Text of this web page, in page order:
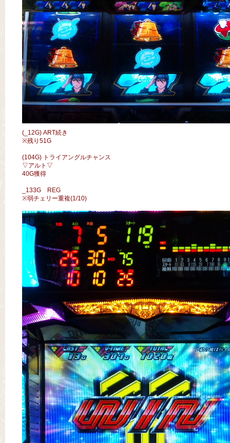
(_12G) ART続き
※残り51G
(104G) トライアングルチャンス
▽アルト▽
40G獲得
_133G REG
※弱チェリー重複(1/10)